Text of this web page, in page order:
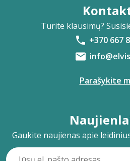
Turite klausimų?
+370 667
Parašykite
Gaukite naujienas apie